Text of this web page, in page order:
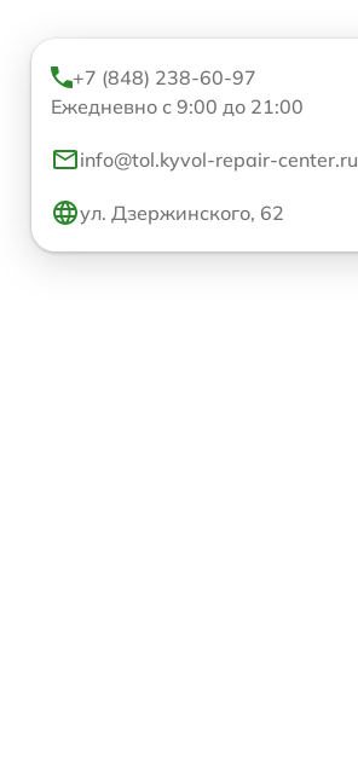
+7 (848) 238-60-97
Ежедневно с 9:00 до 21:00
info@tol.kyvol-repair-center.ru
ул. Дзержинского, 62